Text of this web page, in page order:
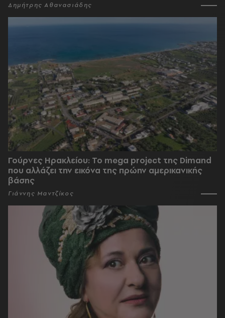
Δημήτρης Αθανασιάδης
Γούρνες Ηρακλείου: To mega project της Dimand
που αλλάζει την εικόνα της πρώην αμερικανικής
βάσης
Γιάννης Μαντζίκος